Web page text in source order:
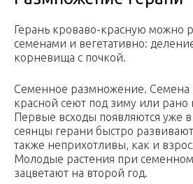
Герань кроваво-красную можно
семенами и вегетативно:
корневища с почкой.
Семенное размножение. Семена
красной сеют под зиму или рано
Первые всходы появляются уже
сеянцы герани быстро
также неприхотливы, как и
Молодые растения при
зацветают на второй год.